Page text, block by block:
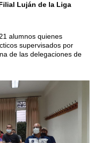
Luján de la Liga
alumnos quienes
supervisados por
de las delegaciones de